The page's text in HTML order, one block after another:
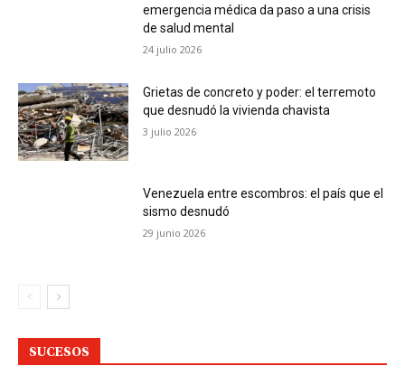
emergencia médica da paso a una crisis
de salud mental
24 julio 2026
Grietas de concreto y poder: el terremoto
que desnudó la vivienda chavista
3 julio 2026
Venezuela entre escombros: el país que el
sismo desnudó
29 junio 2026
SUCESOS